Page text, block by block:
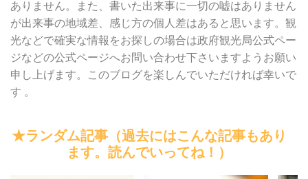
ありません。また、書いた出来事に一切の嘘はありません
が出来事の地域差、感じ方の個人差はあると思います。観
光などで確実な情報をお探しの場合は政府観光局公式ペー
ジなどの公式ページへお問い合わせ下さいますようお願い
申し上げます。このブログを楽しんでいただければ幸いで
す 。
★ランダム記事（過去にはこんな記事もあり
ます。読んでいってね！）